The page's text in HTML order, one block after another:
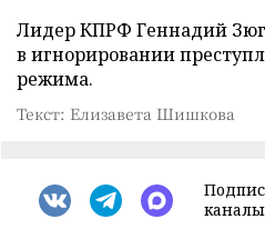
Лидер КПРФ Геннадий
в игнорировании
режима.
Текст: Елизавета Шишкова
каналы